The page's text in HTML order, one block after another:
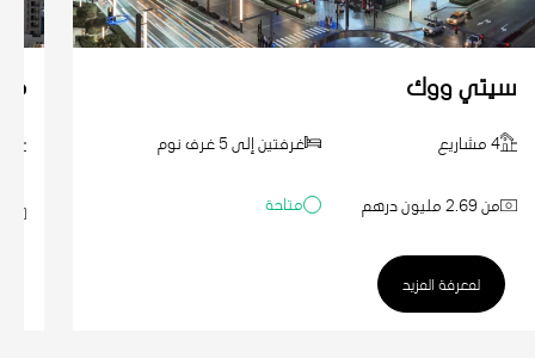
سيتي ووك
4 مشاريع غرفتين إلى 5 غرف نوم
من 2.69 مليون درهم متاحة
لمعرفة المزيد